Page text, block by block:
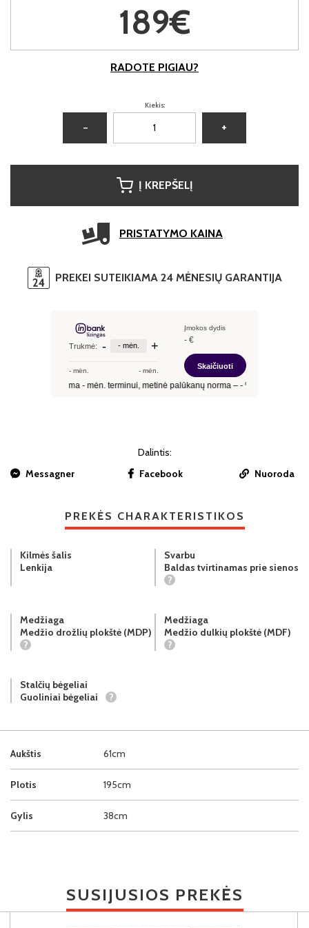
189€
RADOTE PIGIAU?
Kiekis:
− +
Į KREPŠELĮ
PRISTATYMO KAINA
PREKEI SUTEIKIAMA 24 MĖNESIŲ GARANTIJA
Dalintis:
Messagner
Facebook Nuoroda
PREKĖS CHARAKTERISTIKOS
Aukštis 61cm
Plotis 195cm
Gylis 38cm
Kilmės šalis
Lenkija
Svarbu
Baldas tvirtinamas prie sienos
?
Medžiaga
Medžio drožlių plokštė (MDP)
?
Medžiaga
Medžio dulkių plokštė (MDF)
?
Stalčių bėgeliai
Guoliniai bėgeliai
?
SUSIJUSIOS PREKĖS